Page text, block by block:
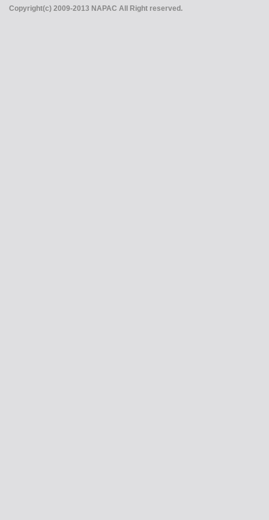
Copyright(c) 2009-2013 NAPAC All Right reserved.